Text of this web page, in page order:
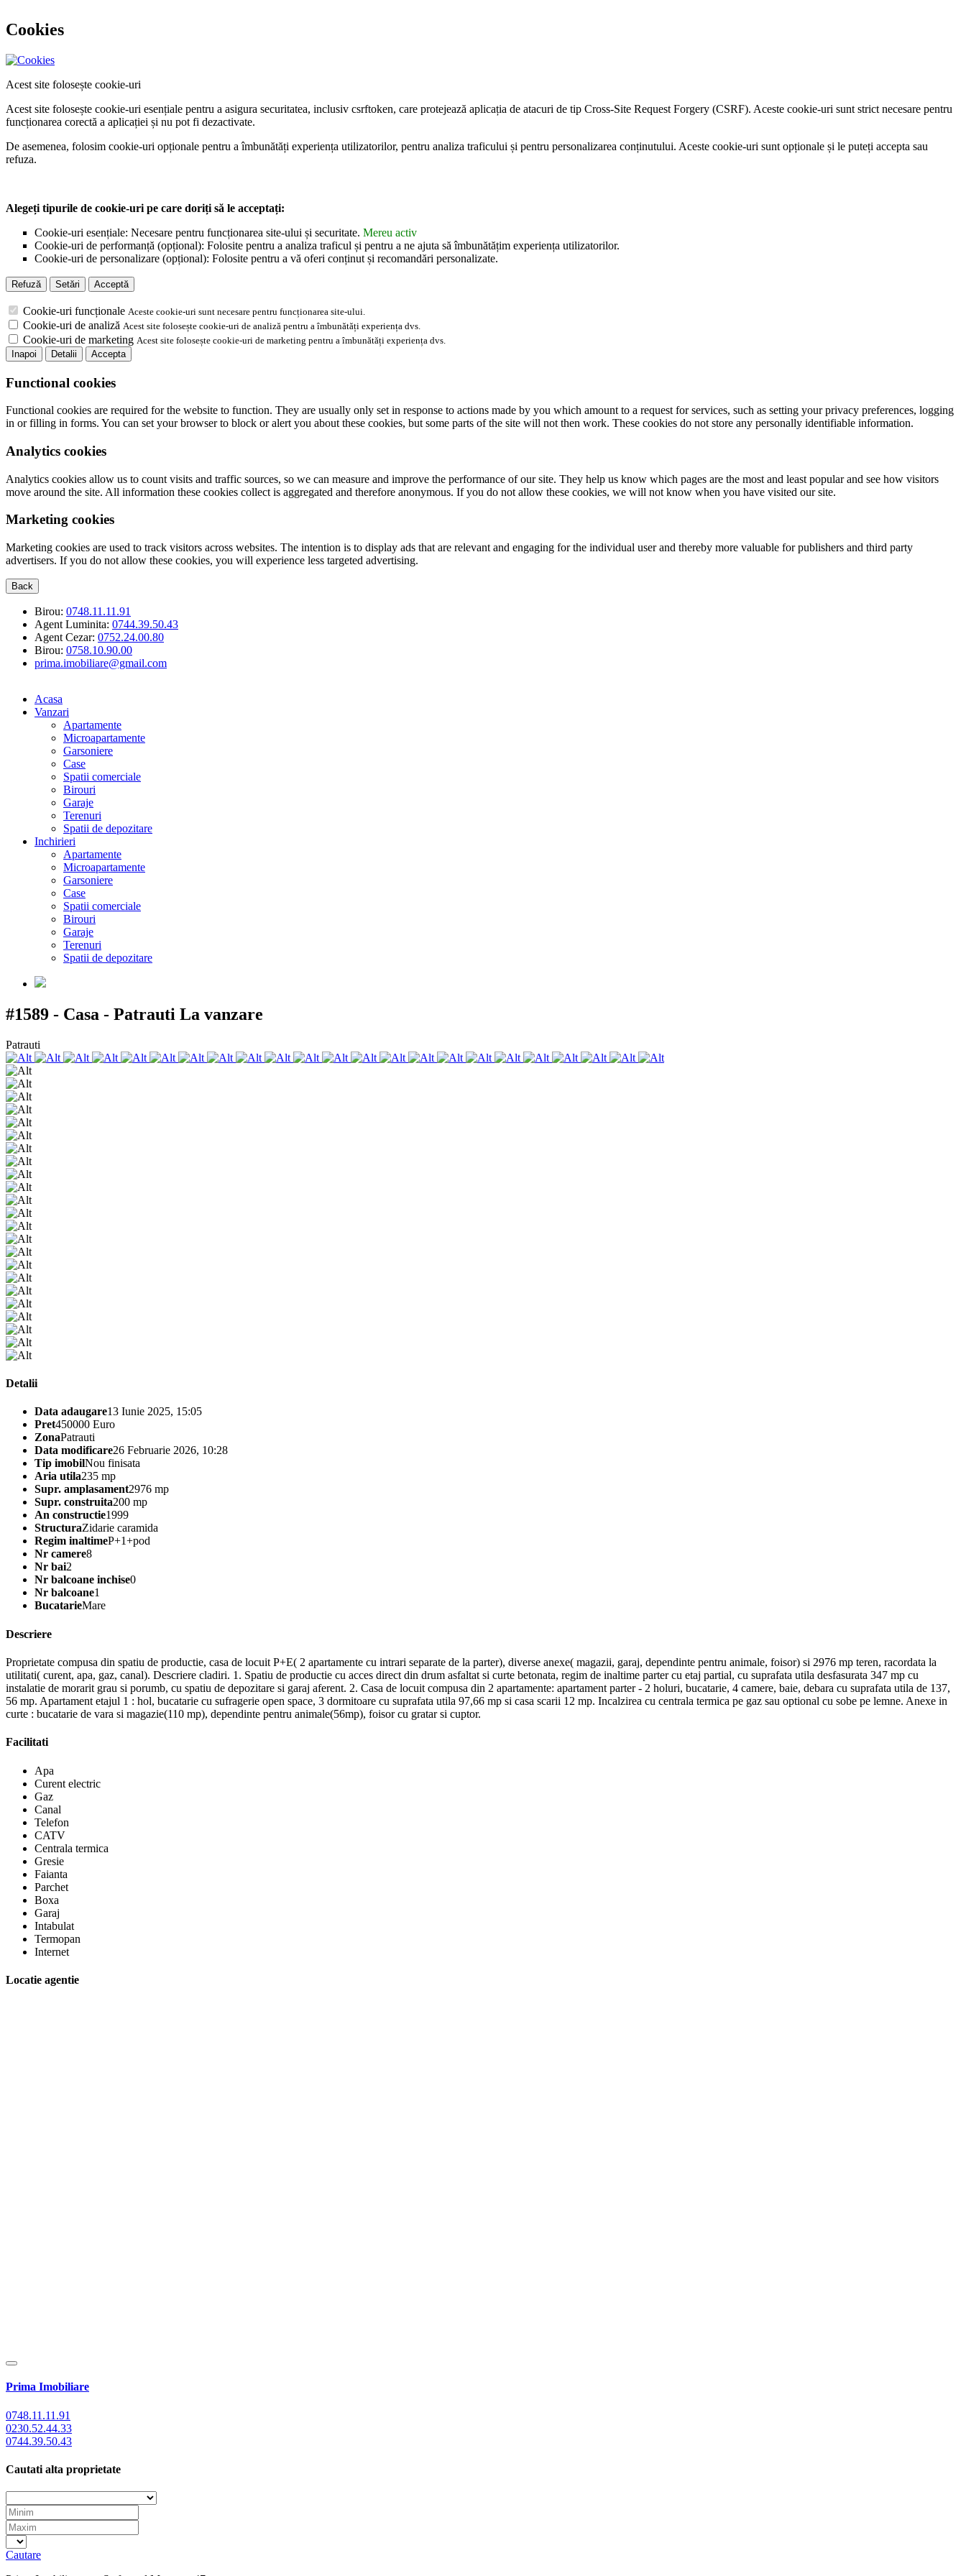
Cookies
Acest site folosește cookie-uri
Acest site folosește cookie-uri esențiale pentru a asigura securitatea, inclusiv csrftoken, care protejează aplicația de atacuri de tip Cross-Site Request Forgery (CSRF). Aceste cookie-uri sunt strict necesare pentru
funcționarea corectă a aplicației și nu pot fi dezactivate.
De asemenea, folosim cookie-uri opționale pentru a îmbunătăți experiența utilizatorilor, pentru analiza traficului și pentru personalizarea conținutului. Aceste cookie-uri sunt opționale și le puteți accepta sau
refuza.
Alegeți tipurile de cookie-uri pe care doriți să le acceptați:
Cookie-uri esențiale: Necesare pentru funcționarea site-ului și securitate. Mereu activ
Cookie-uri de performanță (opțional): Folosite pentru a analiza traficul și pentru a ne ajuta să îmbunătățim experiența utilizatorilor.
Cookie-uri de personalizare (opțional): Folosite pentru a vă oferi conținut și recomandări personalizate.
Refuză Setări Acceptă
Cookie-uri funcționale Aceste cookie-uri sunt necesare pentru funcționarea site-ului.
Cookie-uri de analiză Acest site folosește cookie-uri de analiză pentru a îmbunătăți experiența dvs.
Cookie-uri de marketing Acest site folosește cookie-uri de marketing pentru a îmbunătăți experiența dvs.
Inapoi
Detalii Accepta
Functional cookies
Functional cookies are required for the website to function. They are usually only set in response to actions made by you which amount to a request for services, such as setting your privacy preferences, logging
in or filling in forms. You can set your browser to block or alert you about these cookies, but some parts of the site will not then work. These cookies do not store any personally identifiable information.
Analytics cookies
Analytics cookies allow us to count visits and traffic sources, so we can measure and improve the performance of our site. They help us know which pages are the most and least popular and see how visitors
move around the site. All information these cookies collect is aggregated and therefore anonymous. If you do not allow these cookies, we will not know when you have visited our site.
Marketing cookies
Marketing cookies are used to track visitors across websites. The intention is to display ads that are relevant and engaging for the individual user and thereby more valuable for publishers and third party
advertisers. If you do not allow these cookies, you will experience less targeted advertising.
Back
Birou: 0748.11.11.91
Agent Luminita: 0744.39.50.43
Agent Cezar: 0752.24.00.80
Birou: 0758.10.90.00
prima.imobiliare@gmail.com
Acasa
Vanzari
Apartamente
Microapartamente
Garsoniere
Case
Spatii comerciale
Birouri
Garaje
Terenuri
Spatii de depozitare
Inchirieri
Apartamente
Microapartamente
Garsoniere
Case
Spatii comerciale
Birouri
Garaje
Terenuri
Spatii de depozitare
#1589 - Casa - Patrauti La vanzare
Patrauti
Detalii
Data adaugare13 Iunie 2025, 15:05
Pret450000 Euro
ZonaPatrauti
Data modificare26 Februarie 2026, 10:28
Tip imobilNou finisata
Aria utila235 mp
Supr. amplasament2976 mp
Supr. construita200 mp
An constructie1999
StructuraZidarie caramida
Regim inaltimeP+1+pod
Nr camere8
Nr bai2
Nr balcoane inchise0
Nr balcoane1
BucatarieMare
Descriere
Proprietate compusa din spatiu de productie, casa de locuit P+E( 2 apartamente cu intrari separate de la parter), diverse anexe( magazii, garaj, dependinte pentru animale, foisor) si 2976 mp teren, racordata la
utilitati( curent, apa, gaz, canal). Descriere cladiri. 1. Spatiu de productie cu acces direct din drum asfaltat si curte betonata, regim de inaltime parter cu etaj partial, cu suprafata utila desfasurata 347 mp cu
instalatie de morarit grau si porumb, cu spatiu de depozitare si garaj aferent. 2. Casa de locuit compusa din 2 apartamente: apartament parter - 2 holuri, bucatarie, 4 camere, baie, debara cu suprafata utila de 137,
56 mp. Apartament etajul 1 : hol, bucatarie cu sufragerie open space, 3 dormitoare cu suprafata utila 97,66 mp si casa scarii 12 mp. Incalzirea cu centrala termica pe gaz sau optional cu sobe pe lemne. Anexe in
curte : bucatarie de vara si magazie(110 mp), dependinte pentru animale(56mp), foisor cu gratar si cuptor.
Facilitati
Apa
Curent electric
Gaz
Canal
Telefon
CATV
Centrala termica
Gresie
Faianta
Parchet
Boxa
Garaj
Intabulat
Termopan
Internet
Locatie agentie
Prima Imobiliare
0748.11.11.91
0230.52.44.33
0744.39.50.43
Cautati alta proprietate
Cautare